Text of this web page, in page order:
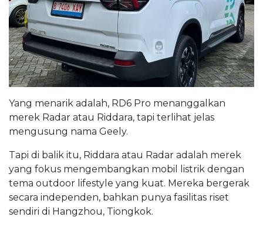
Yang menarik adalah, RD6 Pro menanggalkan
merek Radar atau Riddara, tapi terlihat jelas
mengusung nama Geely.
Tapi di balik itu, Riddara atau Radar adalah merek
yang fokus mengembangkan mobil listrik dengan
tema outdoor lifestyle yang kuat. Mereka bergerak
secara independen, bahkan punya fasilitas riset
sendiri di Hangzhou, Tiongkok.